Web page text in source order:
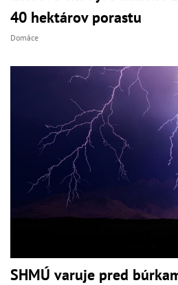
40 hektárov porastu
Domáce
SHMÚ varuje pred